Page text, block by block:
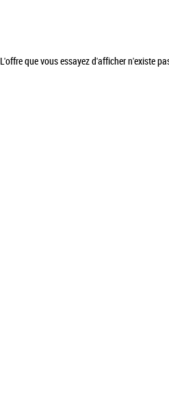
L'offre que vous essayez d'afficher n'existe